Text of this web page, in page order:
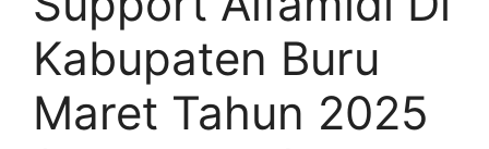
Kabupaten Buru
Maret Tahun 2025